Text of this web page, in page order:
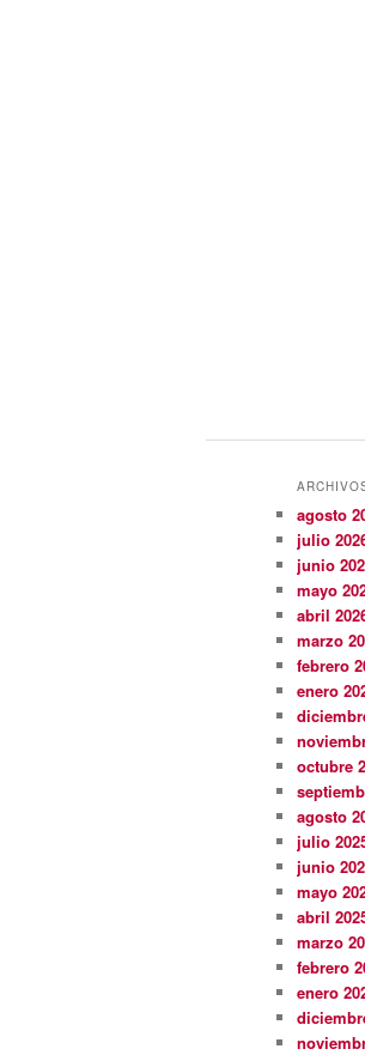
agosto
julio
junio
mayo
abril
marzo
febrero
enero
octubre
agosto
julio
junio
mayo
abril
marzo
febrero
enero